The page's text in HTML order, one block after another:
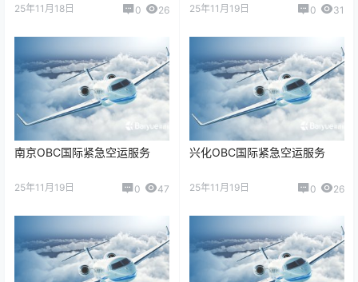
25年11月18日 0 26 25年11月19日 0 31
南京OBC国际紧急空运服务
25年11月19日 0 47
兴化OBC国际紧急空运服务
25年11月19日 0 26